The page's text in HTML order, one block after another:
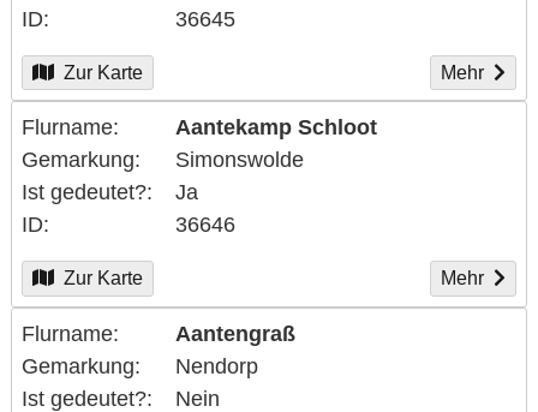
ID
36645
Zur Karte Mehr
Flurname
Aantekamp Schloot
Gemarkung
Simonswolde
Ist gedeutet?
Ja
ID
36646
Zur Karte Mehr
Flurname
Aantengraß
Gemarkung
Nendorp
Ist gedeutet?
Nein